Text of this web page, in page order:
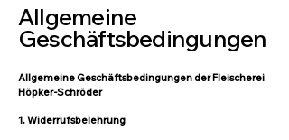
Allgemeine
Geschäftsbedingungen
Allgemeine Geschäftsbedingungen der Fleischerei
Höpker-Schröder
1. Widerrufsbelehrung